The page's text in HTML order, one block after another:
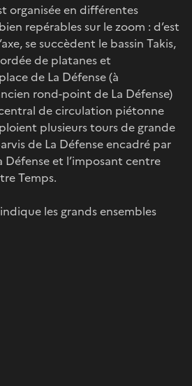
organisée en différentes
repérables sur le zoom : d’est
se succèdent le bassin Takis,
de platanes et
de La Défense (à
rond-point de La Défense)
de circulation piétonne
plusieurs tours de grande
de La Défense encadré par
Défense et l’imposant centre
Temps.
les grands ensembles